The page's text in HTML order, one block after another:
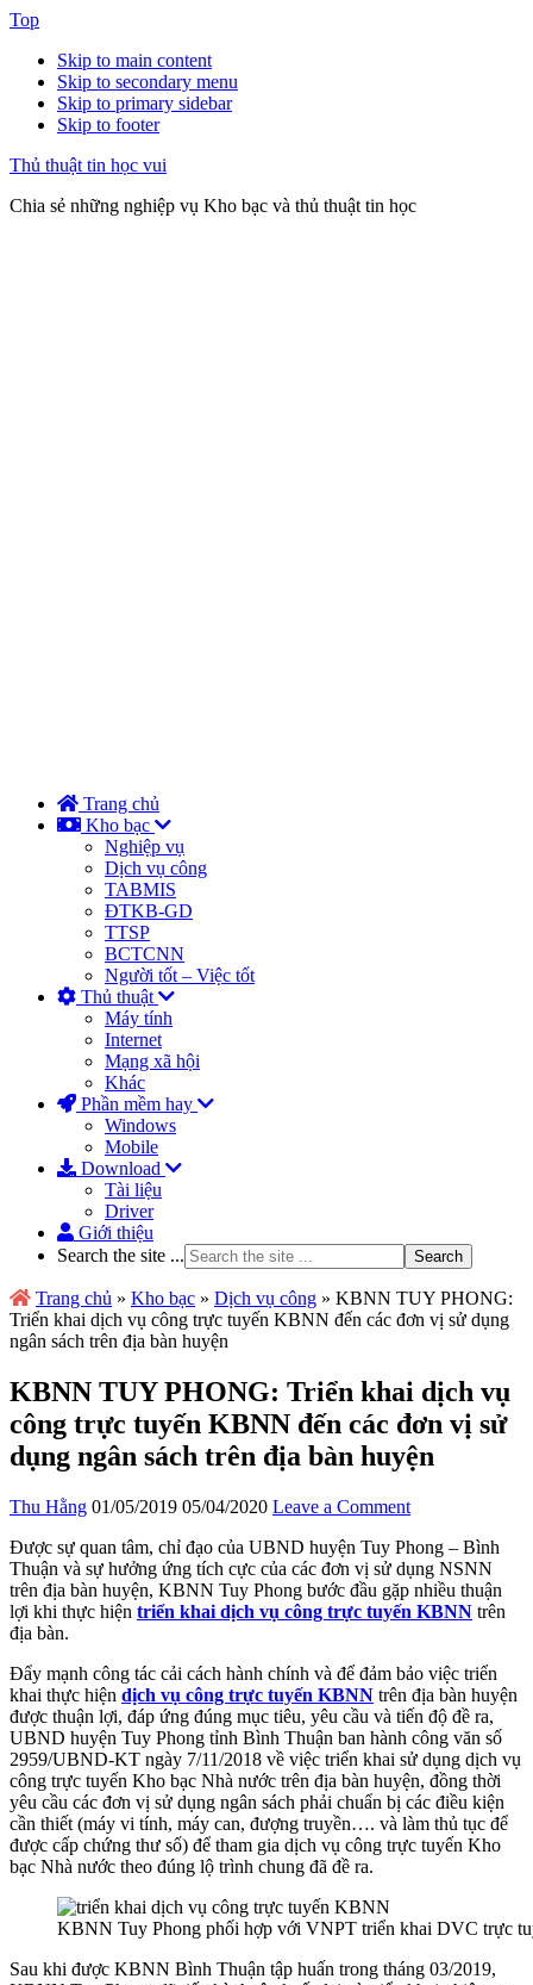
Top
Skip to main content
Skip to secondary menu
Skip to primary sidebar
Skip to footer
Thủ thuật tin học vui
Chia sẻ những nghiệp vụ Kho bạc và thủ thuật tin học
Trang chủ
Kho bạc
Nghiệp vụ
Dịch vụ công
TABMIS
ĐTKB-GD
TTSP
BCTCNN
Người tốt – Việc tốt
Thủ thuật
Máy tính
Internet
Mạng xã hội
Khác
Phần mềm hay
Windows
Mobile
Download
Tài liệu
Driver
Giới thiệu
Search the site ...
Trang chủ » Kho bạc » Dịch vụ công » KBNN TUY PHONG:
Triển khai dịch vụ công trực tuyến KBNN đến các đơn vị sử dụng
ngân sách trên địa bàn huyện
KBNN TUY PHONG: Triển khai dịch vụ
công trực tuyến KBNN đến các đơn vị sử
dụng ngân sách trên địa bàn huyện
Thu Hằng 01/05/2019 05/04/2020 Leave a Comment
Được sự quan tâm, chỉ đạo của UBND huyện Tuy Phong – Bình
Thuận và sự hưởng ứng tích cực của các đơn vị sử dụng NSNN
trên địa bàn huyện, KBNN Tuy Phong bước đầu gặp nhiều thuận
lợi khi thực hiện triển khai dịch vụ công trực tuyến KBNN trên
địa bàn.
Đẩy mạnh công tác cải cách hành chính và để đảm bảo việc triển
khai thực hiện dịch vụ công trực tuyến KBNN trên địa bàn huyện
được thuận lợi, đáp ứng đúng mục tiêu, yêu cầu và tiến độ đề ra,
UBND huyện Tuy Phong tỉnh Bình Thuận ban hành công văn số
2959/UBND-KT ngày 7/11/2018 về việc triển khai sử dụng dịch vụ
công trực tuyến Kho bạc Nhà nước trên địa bàn huyện, đồng thời
yêu cầu các đơn vị sử dụng ngân sách phải chuẩn bị các điều kiện
cần thiết (máy vi tính, máy can, đượng truyền…. và làm thủ tục để
được cấp chứng thư số) để tham gia dịch vụ công trực tuyến Kho
bạc Nhà nước theo đúng lộ trình chung đã đề ra.
KBNN Tuy Phong phối hợp với VNPT triển khai DVC trực
Sau khi được KBNN Bình Thuận tập huấn trong tháng 03/2019,